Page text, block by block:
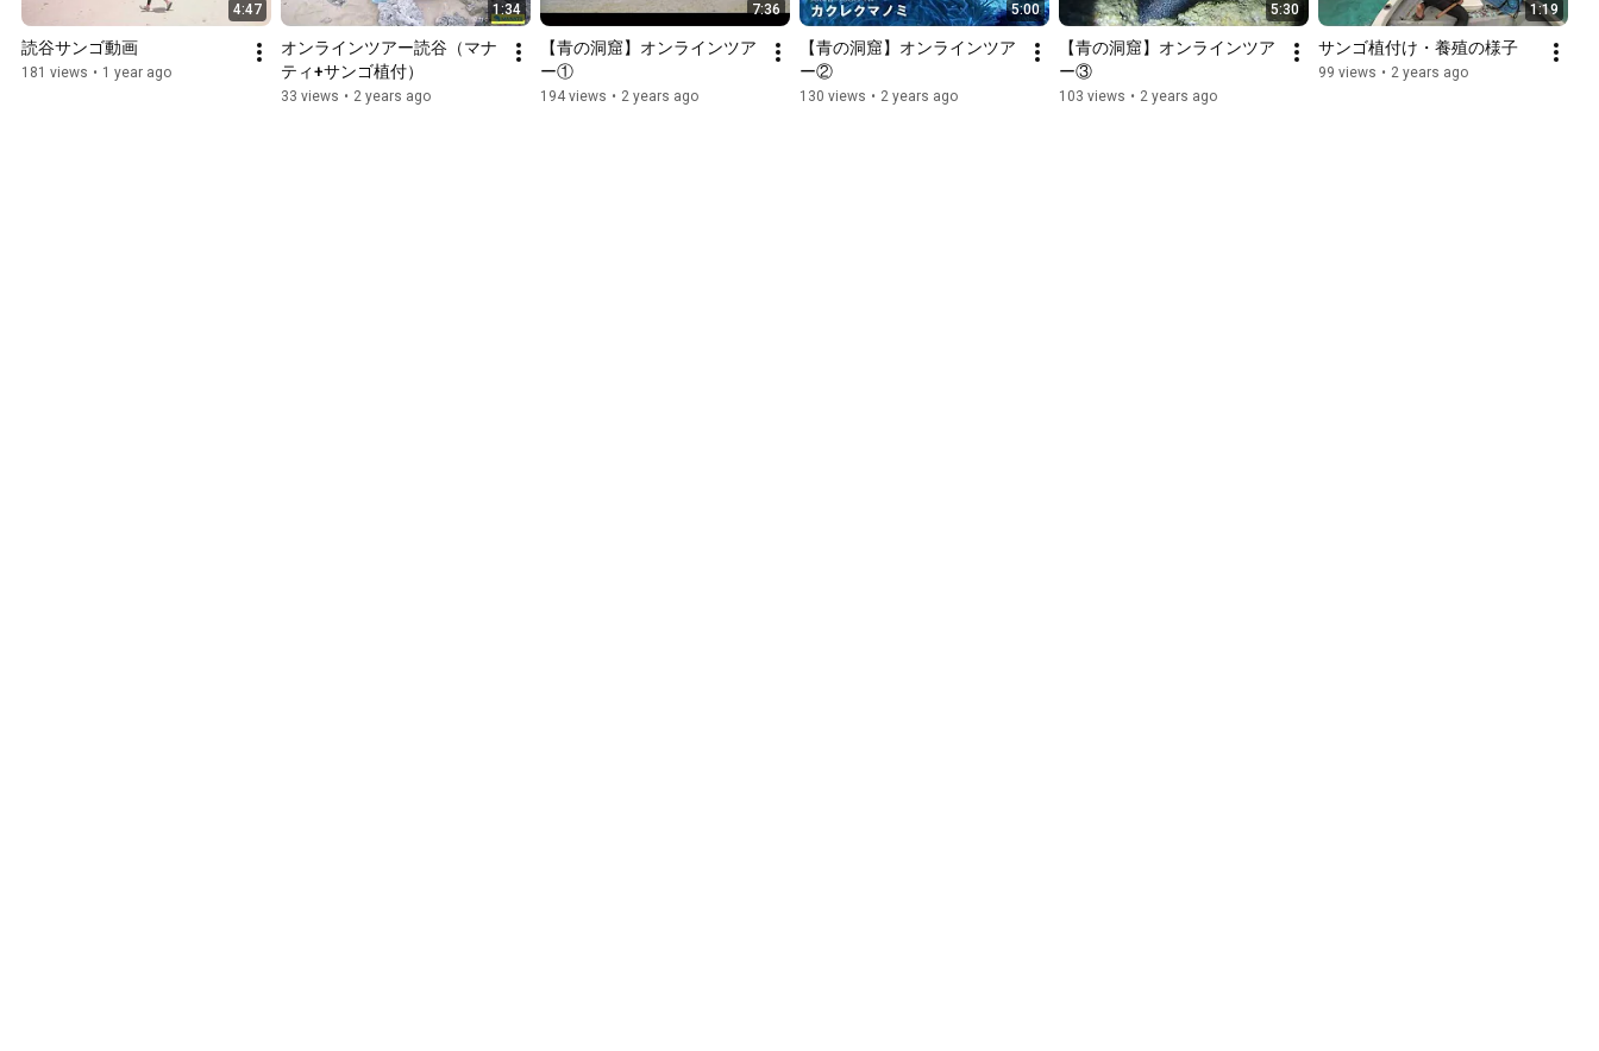
4:47
読谷サンゴ動画
181 views • 1 year ago
1:34
オンラインツアー読谷（マナ
ティ+サンゴ植付）
33 views • 2 years ago
7:36
【青の洞窟】オンラインツア
ー①
194 views • 2 years ago
5:00
【青の洞窟】オンラインツア
ー②
130 views • 2 years ago
5:30
【青の洞窟】オンラインツア
ー③
103 views • 2 years ago
1:19
サンゴ植付け・養殖の様子
99 views • 2 years ago